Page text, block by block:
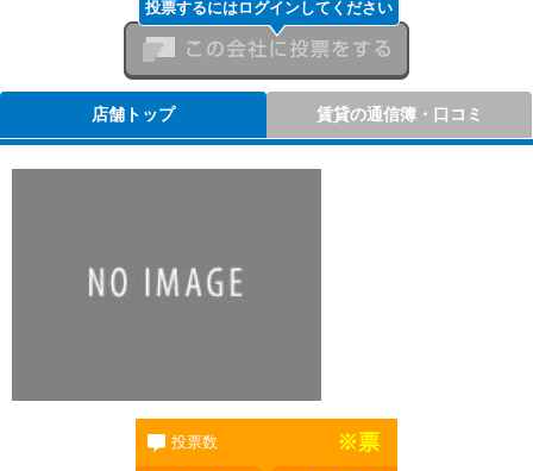
この会社に投票をする
投票するにはログインしてください
店舗トップ 賃貸の通信簿・口コミ
投票数 ※票